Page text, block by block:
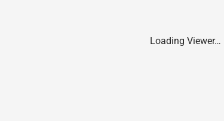
Loading Viewer…